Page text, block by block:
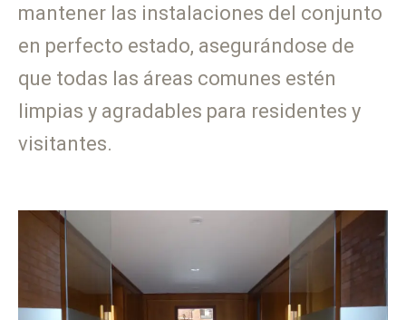
mantener las instalaciones del conjunto
en perfecto estado, asegurándose de
que todas las áreas comunes estén
limpias y agradables para residentes y
visitantes.